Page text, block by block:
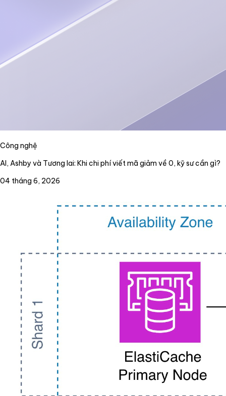
Công nghệ
AI, Ashby và Tương lai: Khi chi phí viết mã giảm về 0, kỹ sư cần gì?
04 tháng 6, 2026